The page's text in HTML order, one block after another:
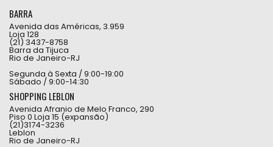
BARRA
Avenida das Américas, 3.959
Loja 128
(21) 3437-8758
Barra da Tijuca
Rio de Janeiro-RJ
Segunda à Sexta / 9:00-19:00
Sábado / 9:00-14:30
SHOPPING LEBLON
Avenida Afranio de Melo Franco, 290
Piso 0 Loja 15 (expansão)
(21)3174-3236
Leblon
Rio de Janeiro-RJ